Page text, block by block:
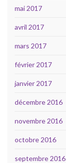
mai 2017
avril 2017
mars 2017
février 2017
janvier 2017
décembre 2016
novembre 2016
octobre 2016
septembre 2016